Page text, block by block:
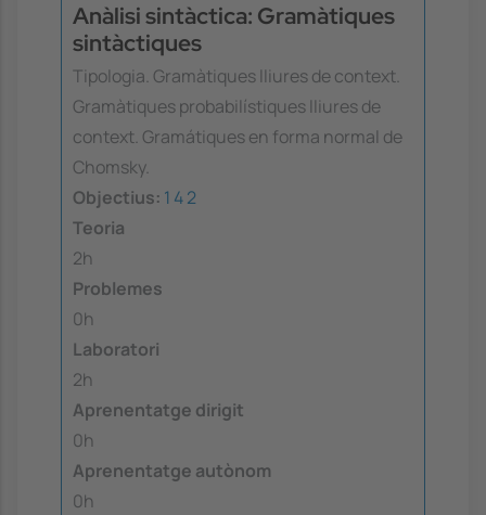
Anàlisi sintàctica: Gramàtiques
sintàctiques
Tipologia. Gramàtiques lliures de context.
Gramàtiques probabilístiques lliures de
context. Gramátiques en forma normal de
Chomsky.
Objectius: 1 42
Teoria
2h
Problemes
0h
Laboratori
2h
Aprenentatge dirigit
0h
Aprenentatge autònom
0h